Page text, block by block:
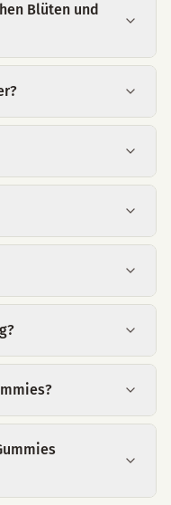
Blüten und